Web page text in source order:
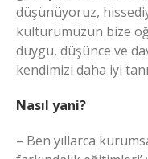
düşünüyoruz,
kültürümüzün bize
duygu, düşünce ve
kendimizi daha iyi
Nasıl yani?
– Ben yıllarca